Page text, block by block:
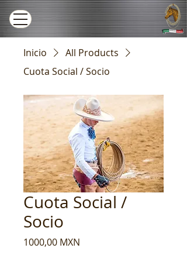
Inicio
All Products
Cuota Social / Socio
Cuota Social /
Socio
1000,00 MXN